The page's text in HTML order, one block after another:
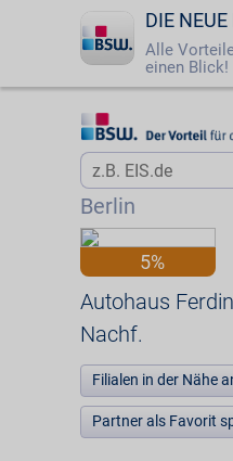
DIE
Alle
einen Blick!
Startseite
Login
Berlin
Startseite
5%
Autohaus
Nachf.
Filialen in der Nähe
Partner als Favorit